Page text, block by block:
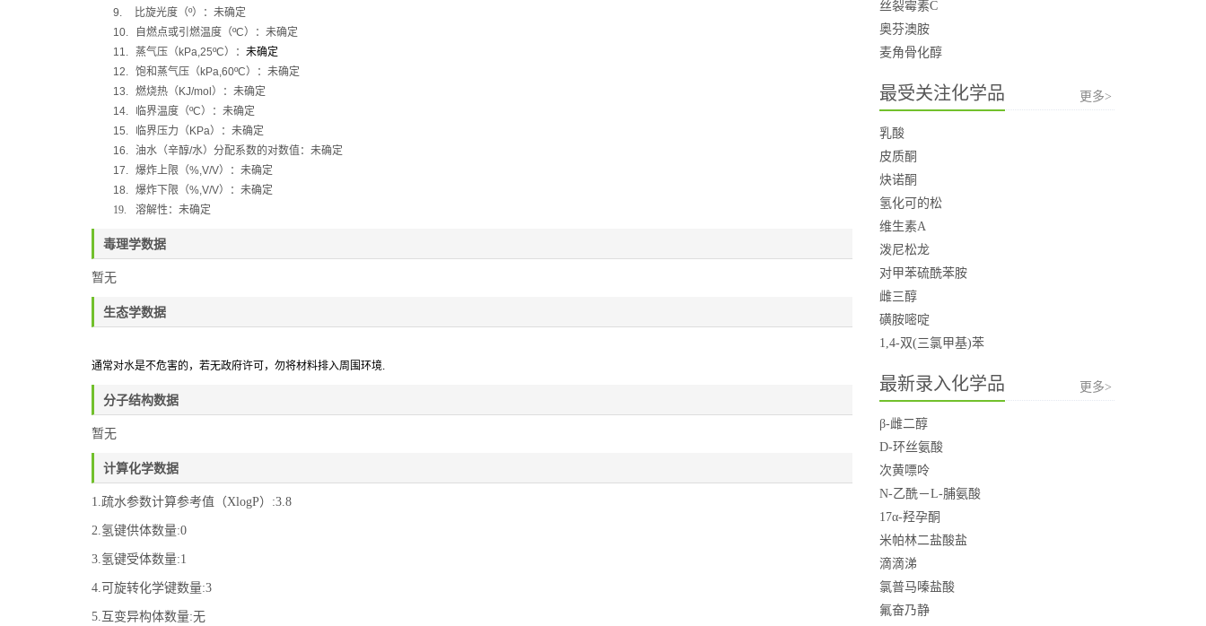
9.
比旋光度（º）：未确定
10.
自燃点或引燃温度（ºC）：未确定
11.
蒸气压（ kPa,25ºC）： 未确定
12. 饱和蒸气压（ kPa,60ºC）：未确定
13. 燃烧热（ KJ/mol ）：未确定
14.
临界温度（ºC）：未确定
15.
临界压力（ KPa）：未确定
16. 油水（辛醇/水）分配系数的对数值：未确定
17. 爆炸上限（%,V/V）：未确定
18. 爆炸下限（%,V/V）：未确定
19.
溶解性： 未确定
毒理学数据
暂无
生态学数据
通常对水是不危害的，若无政府许可，勿将材料排入周围环境.
分子结构数据
暂无
计算化学数据
1.疏水参数计算参考值（XlogP）:3.8
2.氢键供体数量:0
3.氢键受体数量:1
4.可旋转化学键数量:3
5.互变异构体数量:无
丝裂霉素C
奥芬澳胺
麦角骨化醇
最受关注化学品 更多>
乳酸
皮质酮
炔诺酮
氢化可的松
维生素A
泼尼松龙
对甲苯硫酰苯胺
雌三醇
磺胺嘧啶
1,4-双(三氯甲基)苯
最新录入化学品 更多>
β-雌二醇
D-环丝氨酸
次黄嘌呤
N-乙酰－L-脯氨酸
17α-羟孕酮
米帕林二盐酸盐
滴滴涕
氯普马嗪盐酸
氟奋乃静